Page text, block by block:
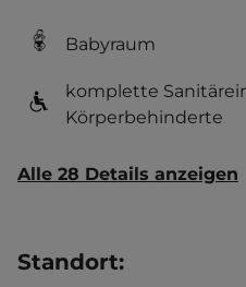
Babyraum
komplette
Körperbehinderte
Alle 28 Details anzeigen
Standort: